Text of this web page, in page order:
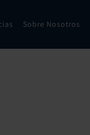
Sobre Nosotros